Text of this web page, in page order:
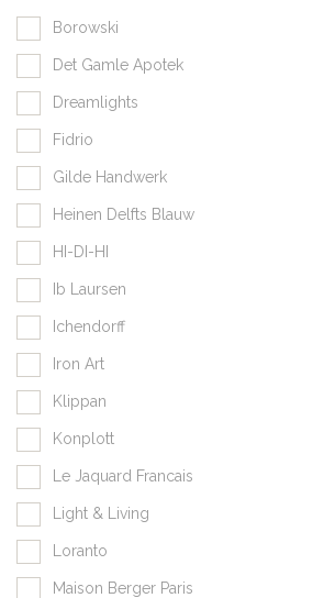
Borowski
Det Gamle Apotek
Dreamlights
Fidrio
Gilde Handwerk
Heinen Delfts Blauw
HI-DI-HI
Ib Laursen
Ichendorff
Iron Art
Klippan
Konplott
Le Jaquard Francais
Light & Living
Loranto
Maison Berger Paris